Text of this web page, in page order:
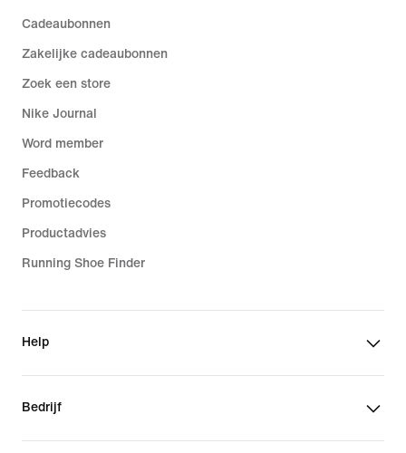
Cadeaubonnen
Zakelijke cadeaubonnen
Zoek een store
Nike Journal
Word member
Feedback
Promotiecodes
Productadvies
Running Shoe Finder
Help
Bedrijf